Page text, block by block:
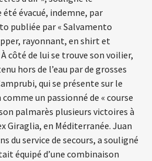
évacué, indemne, par
publiée par « Salvamento
rayonnant, en shirt et
côté de lui se trouve son voilier,
hors de l’eau par de grosses
qui se présente sur le
un passionné de « course
palmarès plusieurs victoires à
Giraglia, en Méditerranée. Juan
du service de secours, a souligné
équipé d’une combinaison